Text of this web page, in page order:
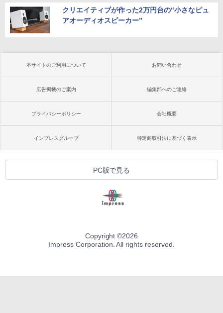
クリエイティブが作った2万円台の“小さなピュ
アオーディオスピーカー”
本サイトのご利用について お問い合わせ
広告掲載のご案内 編集部へのご連絡
プライバシーポリシー 会社概要
インプレスグループ 特定商取引法に基づく表示
PC版で見る
Copyright ©2026
Impress Corporation. All rights reserved.